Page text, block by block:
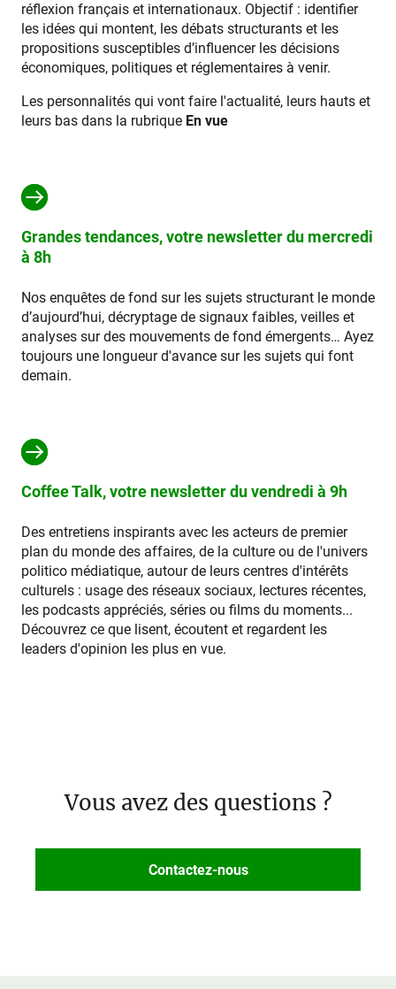
réflexion français et internationaux. Objectif : identifier
les idées qui montent, les débats structurants et les
propositions susceptibles d’influencer les décisions
économiques, politiques et réglementaires à venir.
Les personnalités qui vont faire l'actualité, leurs hauts et
leurs bas dans la rubrique En vue
Grandes tendances, votre newsletter du mercredi
à 8h
Nos enquêtes de fond sur les sujets structurant le monde
d’aujourd’hui, décryptage de signaux faibles, veilles et
analyses sur des mouvements de fond émergents… Ayez
toujours une longueur d'avance sur les sujets qui font
demain.
Coffee Talk, votre newsletter du vendredi à 9h
Des entretiens inspirants avec les acteurs de premier
plan du monde des affaires, de la culture ou de l'univers
politico médiatique, autour de leurs centres d'intérêts
culturels : usage des réseaux sociaux, lectures récentes,
les podcasts appréciés, séries ou films du moments...
Découvrez ce que lisent, écoutent et regardent les
leaders d'opinion les plus en vue.
Vous avez des questions ?
Contactez-nous